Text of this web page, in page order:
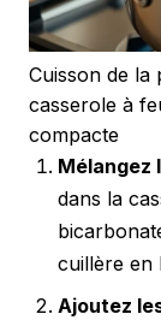
Cuisson de la
casserole à
compacte
Mélangez
dans la
cuillère en
Ajoutez